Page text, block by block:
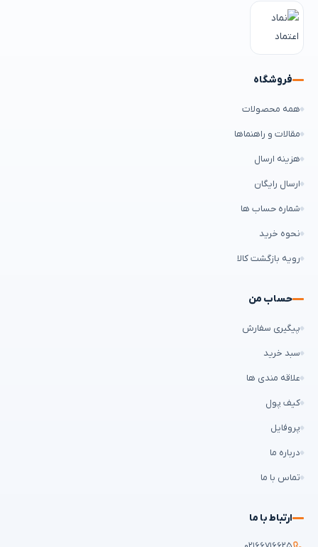
فروشگاه
همه محصولات
مقالات و راهنماها
هزینه ارسال
ارسال رایگان
شماره حساب ها
نحوه خرید
رویه بازگشت کالا
حساب من
پیگیری سفارش
سبد خرید
علاقه مندی ها
کیف پول
پروفایل
درباره ما
تماس با ما
ارتباط با ما